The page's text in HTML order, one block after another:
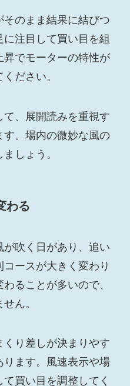
のまま結果に結びつ
注目して買い目を組
でモーターの特性が
ださい。
、展開読みを重視す
す。場内の微妙な風の
しょう。
わる
吹く日があり、追い
ースが大きく変わり
ることが多いので、
ん。
り差しが決まりやす
ります。風速表示や場
買い目を調整してく